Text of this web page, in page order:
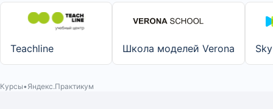
Teachline Школа моделей Verona
Курсы Яндекс.Практикум